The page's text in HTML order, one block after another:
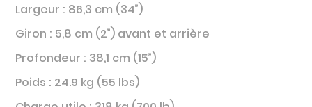
Largeur : 86,3 cm (34”)
Giron : 5,8 cm (2”) avant et arrière
Profondeur : 38,1 cm (15”)
Poids : 24.9 kg (55 lbs)